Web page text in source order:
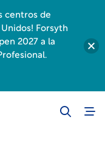
centros de
Forsyth
2027 a la